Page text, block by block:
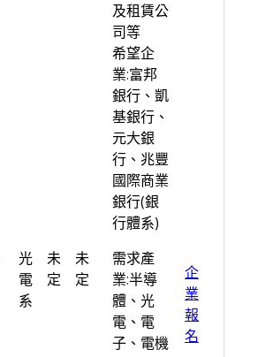
及租賃公
司等
希望企
業:富邦
銀行、凱
基銀行、
元大銀
行、兆豐
國際商業
銀行(銀
行體系)
光
電
系
未
定
未
定
需求產
業:半導
體、光
電、電
子、電機
企
業
報
名